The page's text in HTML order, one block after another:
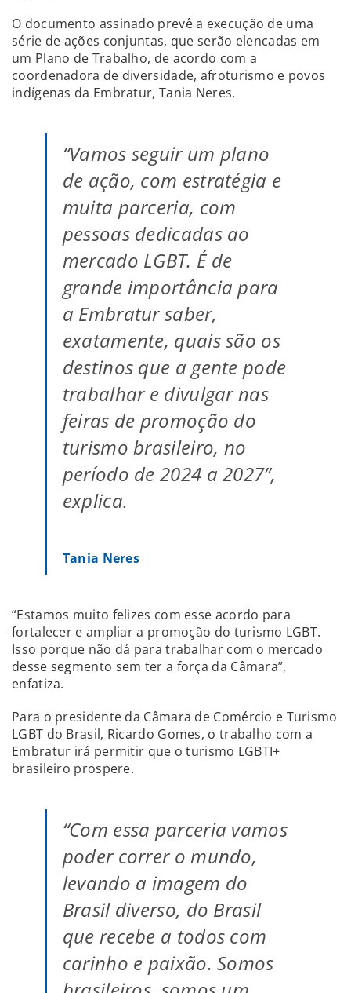
O documento assinado prevê a execução de uma
série de ações conjuntas, que serão elencadas em
um Plano de Trabalho, de acordo com a
coordenadora de diversidade, afroturismo e povos
indígenas da Embratur, Tania Neres.
“Vamos seguir um plano
de ação, com estratégia e
muita parceria, com
pessoas dedicadas ao
mercado LGBT. É de
grande importância para
a Embratur saber,
exatamente, quais são os
destinos que a gente pode
trabalhar e divulgar nas
feiras de promoção do
turismo brasileiro, no
período de 2024 a 2027”,
explica.
Tania Neres
“Estamos muito felizes com esse acordo para
fortalecer e ampliar a promoção do turismo LGBT.
Isso porque não dá para trabalhar com o mercado
desse segmento sem ter a força da Câmara”,
enfatiza.
Para o presidente da Câmara de Comércio e Turismo
LGBT do Brasil, Ricardo Gomes, o trabalho com a
Embratur irá permitir que o turismo LGBTI+
brasileiro prospere.
“Com essa parceria vamos
poder correr o mundo,
levando a imagem do
Brasil diverso, do Brasil
que recebe a todos com
carinho e paixão. Somos